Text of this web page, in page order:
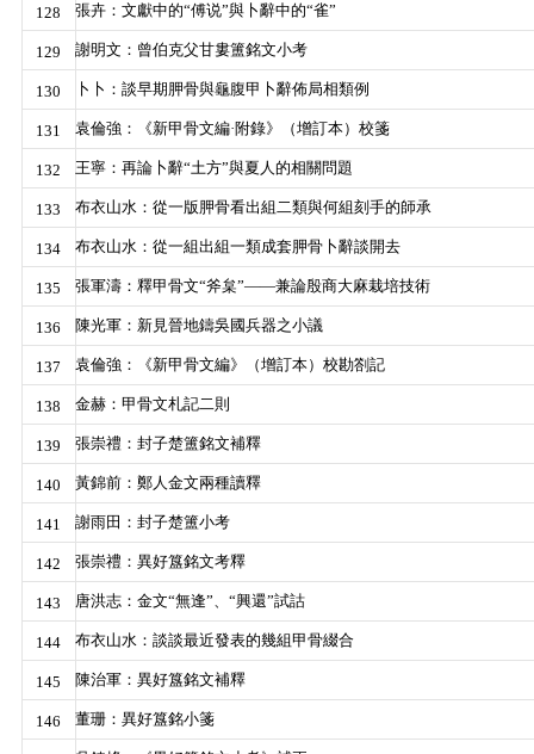
128 張卉：文獻中的“傅说”與卜辭中的“雀”
129 謝明文：曾伯克父甘婁簠銘文小考
130 卜卜：談早期胛骨與龜腹甲卜辭佈局相類例
131 袁倫強：《新甲骨文編·附錄》（增訂本）校箋
132 王寧：再論卜辭“土方”與夏人的相關問題
133 布衣山水：從一版胛骨看出組二類與何組刻手的師承
134 布衣山水：從一組出組一類成套胛骨卜辭談開去
135 張軍濤：釋甲骨文“斧枲”——兼論殷商大麻栽培技術
136 陳光軍：新見晉地鑄吳國兵器之小議
137 袁倫強：《新甲骨文編》（增訂本）校勘劄記
138 金赫：甲骨文札記二則
139 張崇禮：封子楚簠銘文補釋
140 黃錦前：鄭人金文兩種讀釋
141 謝雨田：封子楚簠小考
142 張崇禮：異好簋銘文考釋
143 唐洪志：金文“無逢”、“興還”試詁
144 布衣山水：談談最近發表的幾組甲骨綴合
145 陳治軍：異好簋銘文補釋
146 董珊：異好簋銘小箋